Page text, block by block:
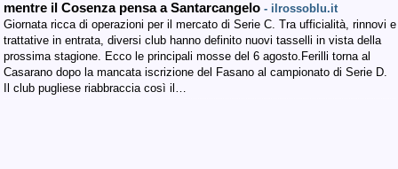
mentre il Cosenza pensa a Santarcangelo - ilrossoblu.it
Giornata ricca di operazioni per il mercato di Serie C. Tra ufficialità, rinnovi e
trattative in entrata, diversi club hanno definito nuovi tasselli in vista della
prossima stagione. Ecco le principali mosse del 6 agosto.Ferilli torna al
Casarano dopo la mancata iscrizione del Fasano al campionato di Serie D.
Il club pugliese riabbraccia così il…